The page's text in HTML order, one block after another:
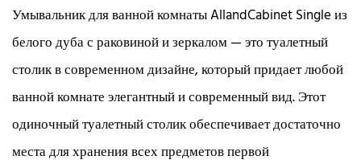
Умывальник для ванной комнаты AllandCabinet Single из
белого дуба с раковиной и зеркалом — это туалетный
столик в современном дизайне, который придает любой
ванной комнате элегантный и современный вид. Этот
одиночный туалетный столик обеспечивает достаточно
места для хранения всех предметов первой